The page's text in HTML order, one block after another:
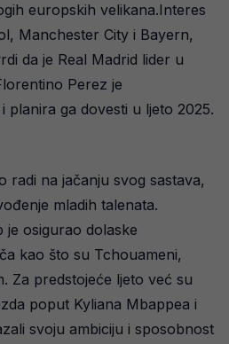
europskih velikana.Interes
Manchester City i Bayern,
da je Real Madrid lider u
Perez je
planira ga dovesti u ljeto 2025.
radi na jačanju svog sastava,
mladih talenata.
je osigurao dolaske
kao što su Tchouameni,
Za predstojeće ljeto već su
poput Kyliana Mbappea i
svoju ambiciju i sposobnost